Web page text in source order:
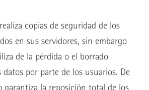
copias de seguridad de los
en sus servidores, sin embargo
de la pérdida o el borrado
datos por parte de los usuarios. De
garantiza la reposición total de los